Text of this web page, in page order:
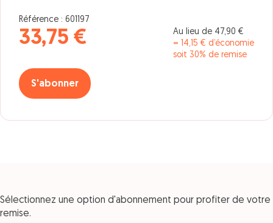
Référence : 601197
33,75 €
Au lieu de 47,90 €
= 14,15 € d’économie
soit 30% de remise
S'abonner
Sélectionnez une option d'abonnement pour profiter de votre
remise.